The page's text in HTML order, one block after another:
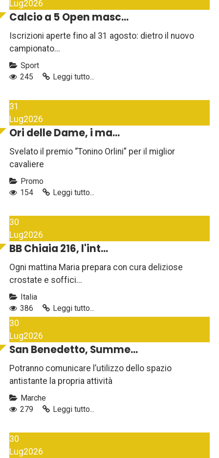
Lug2026
Calcio a 5 Open masc...
Iscrizioni aperte fino al 31 agosto: dietro il nuovo
campionato...
Sport
245
Leggi tutto...
31
Lug2026
Ori delle Dame, i ma...
Svelato il premio “Tonino Orlini” per il miglior
cavaliere
Promo
154
Leggi tutto...
30
Lug2026
BB Chiaia 216, l'int...
Ogni mattina Maria prepara con cura deliziose
crostate e soffici...
Italia
386
Leggi tutto...
30
Lug2026
San Benedetto, Summe...
Potranno comunicare l’utilizzo dello spazio
antistante la propria attività
Marche
279
Leggi tutto...
30
Lug2026